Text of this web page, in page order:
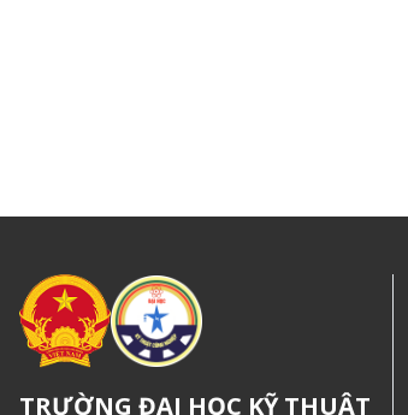
TRƯỜNG ĐẠI HỌC KỸ THUẬT